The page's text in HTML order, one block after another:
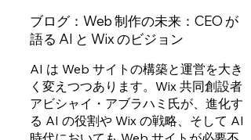
ブログ：Web 制作の未来：CEO が
語る AI と Wix のビジョン
AI は Web サイトの構築と運営を大き
く変えつつあります。Wix 共同創設者
アビシャイ・アブラハミ氏が、進化す
る AI の役割や Wix の戦略、そして AI